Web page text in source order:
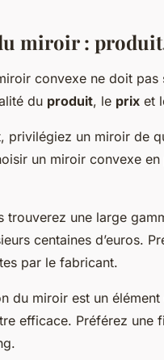
miroir :
convexe ne doit
du produit, le prix et
privilégiez un miroir de
un miroir convexe
trouverez une large
centaines d’euros.
par le fabricant.
du miroir est un
efficace. Préférez une